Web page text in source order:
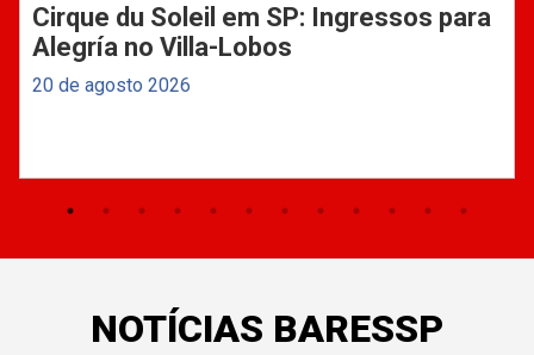
Cirque du Soleil em SP: Ingressos para
Alegría no Villa-Lobos
20 de agosto 2026
NOTÍCIAS BARESSP